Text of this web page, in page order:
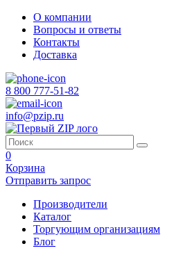
О компании
Вопросы и ответы
Контакты
Доставка
8 800 777-51-82
info@pzip.ru
0
Корзина
Отправить запрос
Производители
Каталог
Торгующим организациям
Блог